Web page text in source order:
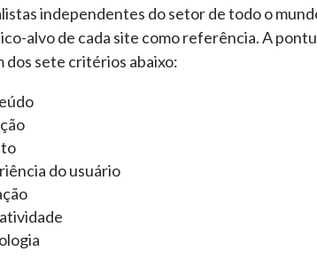
independentes do setor de todo o
alvo de cada site como referência. A
dos sete critérios abaixo:
do usuário